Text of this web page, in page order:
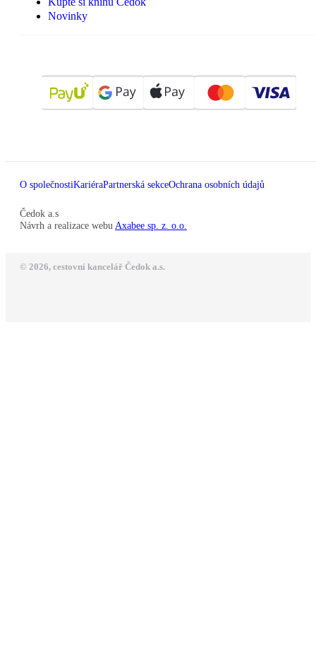
Novinky
O společnostiKariéraPartnerská sekceOchrana osobních údajů
Čedok a.s
Návrh a realizace webu Axabee sp. z. o.o.
© 2026, cestovní kancelář Čedok a.s.